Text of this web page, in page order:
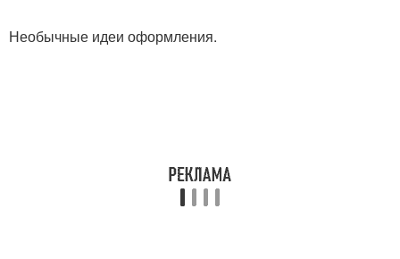
Необычные идеи оформления.